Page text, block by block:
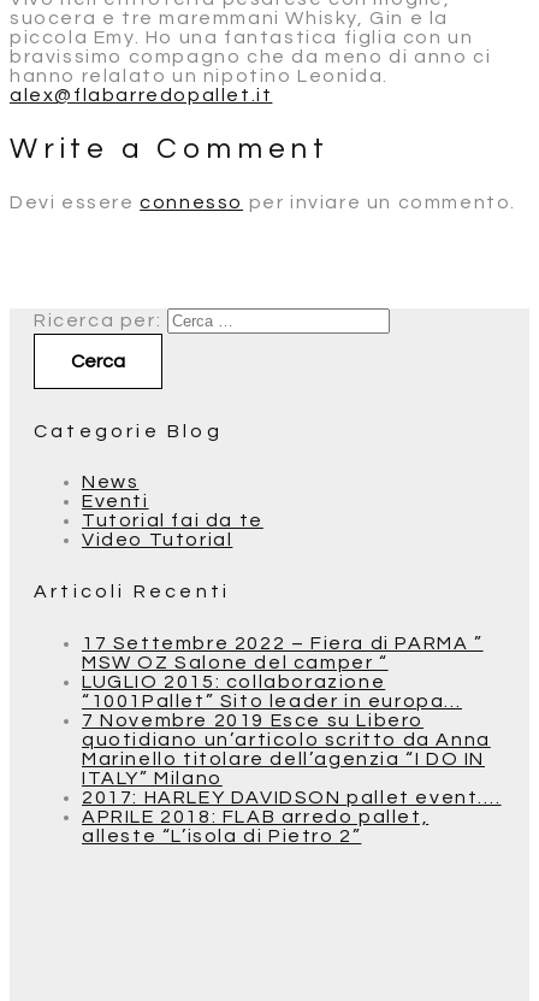
suocera e tre maremmani Whisky, Gin e la
piccola Emy. Ho una fantastica figlia con un
bravissimo compagno che da meno di anno ci
hanno relalato un nipotino Leonida.
alex@flabarredopallet.it
Write a Comment
Devi essereconnesso per inviare un commento.
Ricerca per:
Categorie Blog
News
Eventi
Tutorial fai da te
Video Tutorial
Articoli Recenti
17 Settembre 2022 – Fiera di PARMA ”
MSW OZ Salone del camper “
LUGLIO 2015: collaborazione
“1001Pallet” Sito leader in europa…
7 Novembre 2019 Esce su Libero
quotidiano un’articolo scritto da Anna
Marinello titolare dell’agenzia “I DO IN
ITALY” Milano
2017: HARLEY DAVIDSON pallet event….
APRILE 2018: FLAB arredo pallet,
alleste “L’isola di Pietro 2”